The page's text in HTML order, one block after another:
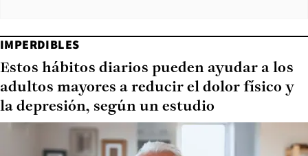
IMPERDIBLES
Estos hábitos diarios pueden ayudar a los
adultos mayores a reducir el dolor físico y
la depresión, según un estudio